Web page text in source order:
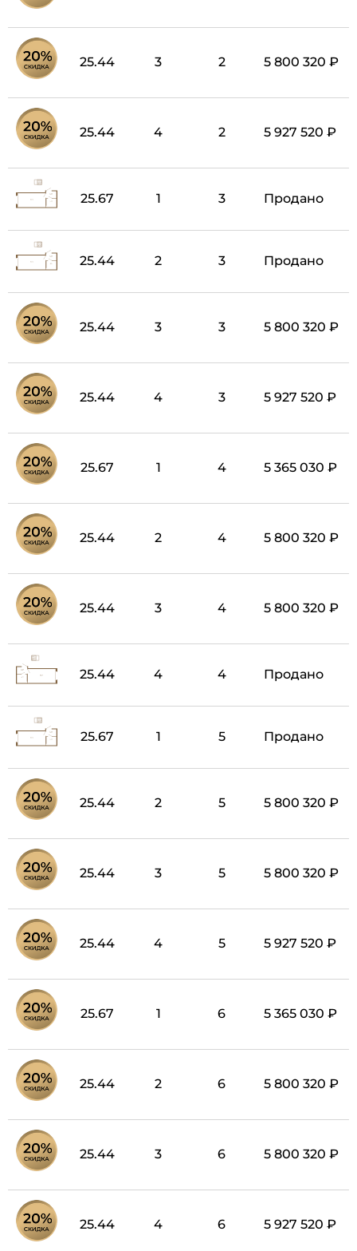
25.44 3 2 5 800 320 ₽
25.44 4 2 5 927 520 ₽
25.67 1 3 Продано
25.44 2 3 Продано
25.44 3 3 5 800 320 ₽
25.44 4 3 5 927 520 ₽
25.67 1 4 5 365 030 ₽
25.44 2 4 5 800 320 ₽
25.44 3 4 5 800 320 ₽
25.44 4 4 Продано
25.67 1 5 Продано
25.44 2 5 5 800 320 ₽
25.44 3 5 5 800 320 ₽
25.44 4 5 5 927 520 ₽
25.67 1 6 5 365 030 ₽
25.44 2 6 5 800 320 ₽
25.44 3 6 5 800 320 ₽
25.44 4 6 5 927 520 ₽